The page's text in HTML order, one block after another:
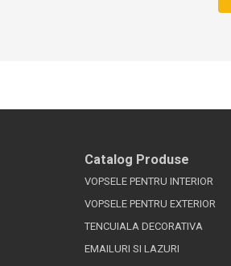
Catalog Produse
VOPSELE PENTRU INTERIOR
VOPSELE PENTRU EXTERIOR
TENCUIALA DECORATIVA
EMAILURI SI LAZURI